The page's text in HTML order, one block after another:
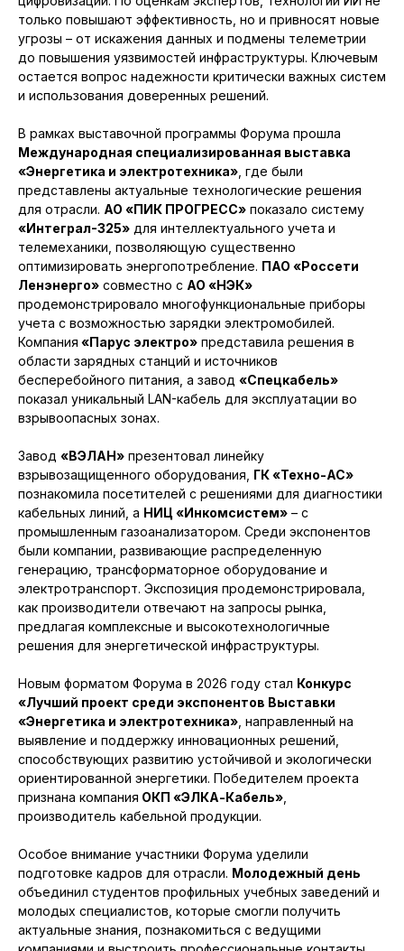
только повышают эффективность, но и привносят новые
угрозы – от искажения данных и подмены телеметрии
до повышения уязвимостей инфраструктуры. Ключевым
остается вопрос надежности критически важных систем
и использования доверенных решений.
В рамках выставочной программы Форума прошла
Международная специализированная выставка
«Энергетика и электротехника» , где были
представлены актуальные технологические решения
для отрасли. АО «ПИК ПРОГРЕСС» показало систему
«Интеграл-325» для интеллектуального учета и
телемеханики, позволяющую существенно
оптимизировать энергопотребление. ПАО «Россети
Ленэнерго» совместно с АО «НЭК»
продемонстрировало многофункциональные приборы
учета с возможностью зарядки электромобилей.
Компания «Парус электро» представила решения в
области зарядных станций и источников
бесперебойного питания, а завод «Спецкабель»
показал уникальный LAN-кабель для эксплуатации во
взрывоопасных зонах.
Завод «ВЭЛАН» презентовал линейку
взрывозащищенного оборудования, ГК «Техно-АС»
познакомила посетителей с решениями для диагностики
кабельных линий, а НИЦ «Инкомсистем» – с
промышленным газоанализатором. Среди экспонентов
были компании, развивающие распределенную
генерацию, трансформаторное оборудование и
электротранспорт. Экспозиция продемонстрировала,
как производители отвечают на запросы рынка,
предлагая комплексные и высокотехнологичные
решения для энергетической инфраструктуры.
Новым форматом Форума в 2026 году стал Конкурс
«Лучший проект среди экспонентов Выставки
«Энергетика и электротехника» , направленный на
выявление и поддержку инновационных решений,
способствующих развитию устойчивой и экологически
ориентированной энергетики. Победителем проекта
признана компания ОКП «ЭЛКА-Кабель»
производитель кабельной продукции.
Особое внимание участники Форума уделили
подготовке кадров для отрасли. Молодежный день
объединил студентов профильных учебных заведений и
молодых специалистов, которые смогли получить
актуальные знания, познакомиться с ведущими